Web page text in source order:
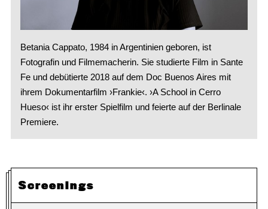
Betania Cappato, 1984 in Argentinien geboren, ist
Fotografin und Filmemacherin. Sie studierte Film in Sante
Fe und debütierte 2018 auf dem Doc Buenos Aires mit
ihrem Dokumentarfilm ›Frankie‹. ›A School in Cerro
Hueso‹ ist ihr erster Spielfilm und feierte auf der Berlinale
Premiere.
Screenings